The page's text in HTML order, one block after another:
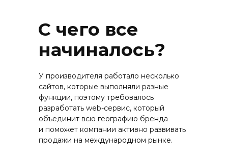
С чего все
начиналось?
У производителя работало несколько
сайтов, которые выполняли разные
функции, поэтому требовалось
разработать web-сервис, который
объединит всю географию бренда
и поможет компании активно развивать
продажи на международном рынке.